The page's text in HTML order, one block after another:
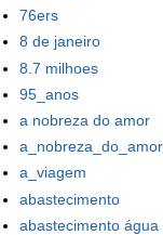
76ers
8 de janeiro
8.7 milhoes
95_anos
a nobreza do amor
a_nobreza_do_amor
a_viagem
abastecimento
abastecimento água